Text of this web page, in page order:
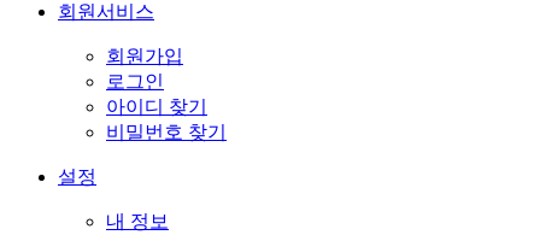
회원서비스
회원가입
로그인
아이디 찾기
비밀번호 찾기
설정
내 정보